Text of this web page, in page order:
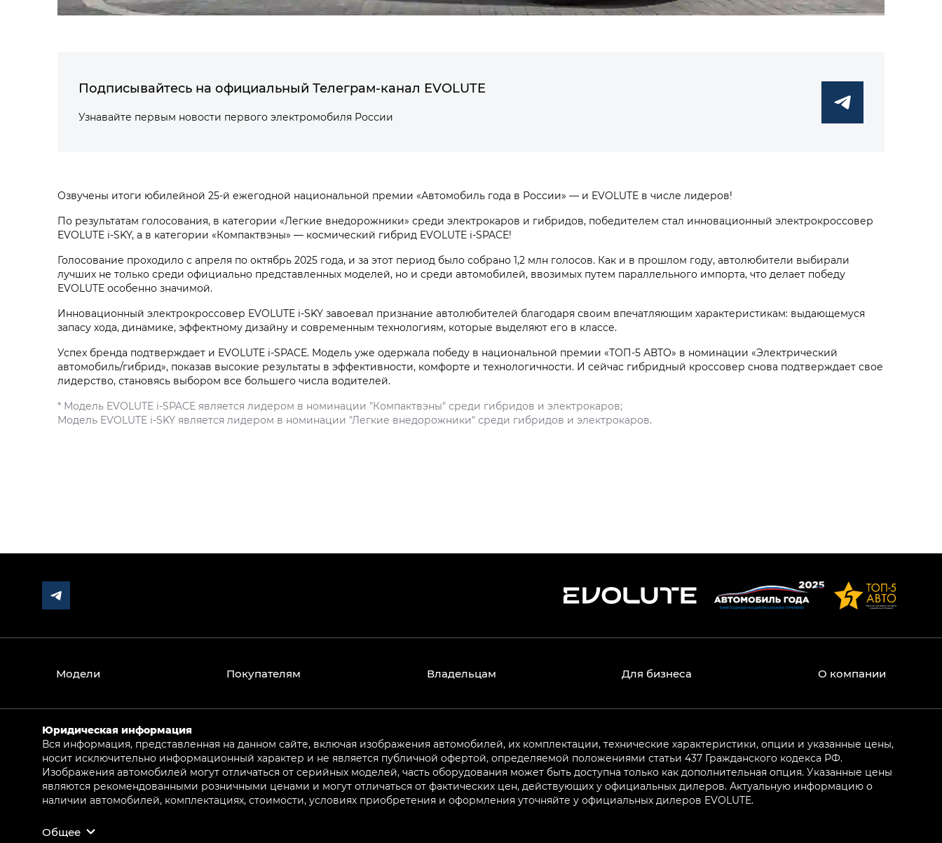
Подписывайтесь на официальный Телеграм-канал EVOLUTE
Узнавайте первым новости первого электромобиля России
Озвучены итоги юбилейной 25-й ежегодной национальной премии «Автомобиль года в России» — и EVOLUTE в числе лидеров!
По результатам голосования, в категории «Легкие внедорожники» среди электрокаров и гибридов, победителем стал инновационный электрокроссовер
EVOLUTE i‑SKY, а в категории «Компактвэны» — космический гибрид EVOLUTE i‑SPACE!
Голосование проходило с апреля по октябрь 2025 года, и за этот период было собрано 1,2 млн голосов. Как и в прошлом году, автолюбители выбирали
лучших не только среди официально представленных моделей, но и среди автомобилей, ввозимых путем параллельного импорта, что делает победу
EVOLUTE особенно значимой.
Инновационный электрокроссовер EVOLUTE i‑SKY завоевал признание автолюбителей благодаря своим впечатляющим характеристикам: выдающемуся
запасу хода, динамике, эффектному дизайну и современным технологиям, которые выделяют его в классе.
Успех бренда подтверждает и EVOLUTE i‑SPACE. Модель уже одержала победу в национальной премии «ТОП-5 АВТО» в номинации «Электрический
автомобиль/гибрид», показав высокие результаты в эффективности, комфорте и технологичности. И сейчас гибридный кроссовер снова подтверждает свое
лидерство, становясь выбором все большего числа водителей.
* Модель EVOLUTE i‑SPACE является лидером в номинации "Компактвэны" среди гибридов и электрокаров;
Модель EVOLUTE i‑SKY является лидером в номинации "Легкие внедорожники" среди гибридов и электрокаров.
Модели Покупателям Владельцам Для бизнеса О компании
Юридическая информация
Вся информация, представленная на данном сайте, включая изображения автомобилей, их комплектации, технические характеристики, опции и указанные цены,
носит исключительно информационный характер и не является публичной офертой, определяемой положениями статьи 437 Гражданского кодекса РФ.
Изображения автомобилей могут отличаться от серийных моделей, часть оборудования может быть доступна только как дополнительная опция. Указанные цены
являются рекомендованными розничными ценами и могут отличаться от фактических цен, действующих у официальных дилеров. Актуальную информацию о
наличии автомобилей, комплектациях, стоимости, условиях приобретения и оформления уточняйте у официальных дилеров EVOLUTE.
Общее